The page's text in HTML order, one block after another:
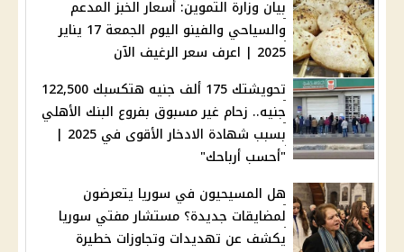
بيان وزارة التموين: أسعار الخبز المدعم
والسياحي والفينو اليوم الجمعة 17 يناير
2025 | اعرف سعر الرغيف الآن
تحويشتك 175 ألف جنيه هتكسبك 122,500
جنيه.. زحام غير مسبوق بفروع البنك الأهلي
بسبب شهادة الادخار الأقوى في 2025 |
"أحسب أرباحك"
هل المسيحيون في سوريا يتعرضون
لمضايقات جديدة؟ مستشار مفتي سوريا
يكشف عن تهديدات وتجاوزات خطيرة